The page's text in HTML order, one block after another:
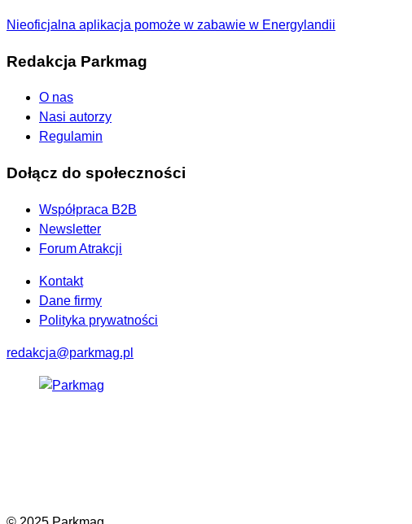
Nieoficjalna aplikacja pomoże w zabawie w Energylandii
Redakcja Parkmag
O nas
Nasi autorzy
Regulamin
Dołącz do społeczności
Współpraca B2B
Newsletter
Forum Atrakcji
Kontakt
Dane firmy
Polityka prywatności
redakcja@parkmag.pl